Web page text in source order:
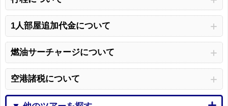
1人部屋追加代金について
燃油サーチャージについて
空港諸税について